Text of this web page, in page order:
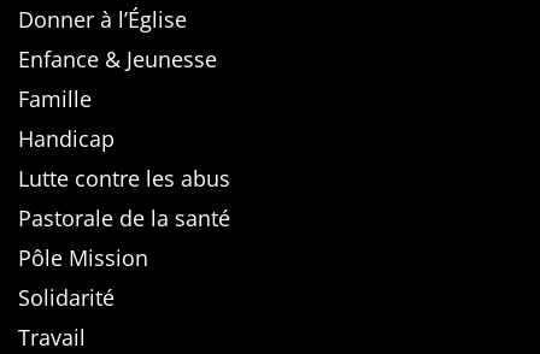
Donner à l’Église
Enfance & Jeunesse
Famille
Handicap
Lutte contre les abus
Pastorale de la santé
Pôle Mission
Solidarité
Travail